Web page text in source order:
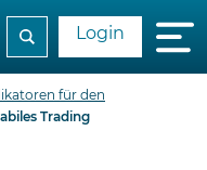
Login
für den
Trading